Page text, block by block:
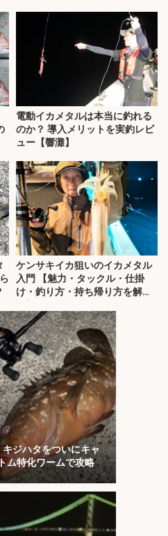
電動イカメタルは本当に釣れる
のか？ 導入メリットを実釣レビ
ュー【響灘】
ケンサキイカ狙いのイカメタル
入門 【魅力・タックル・仕掛
け・釣り方・持ち帰り方を解
ジハタをついにキャ
ム特化ワームで攻略